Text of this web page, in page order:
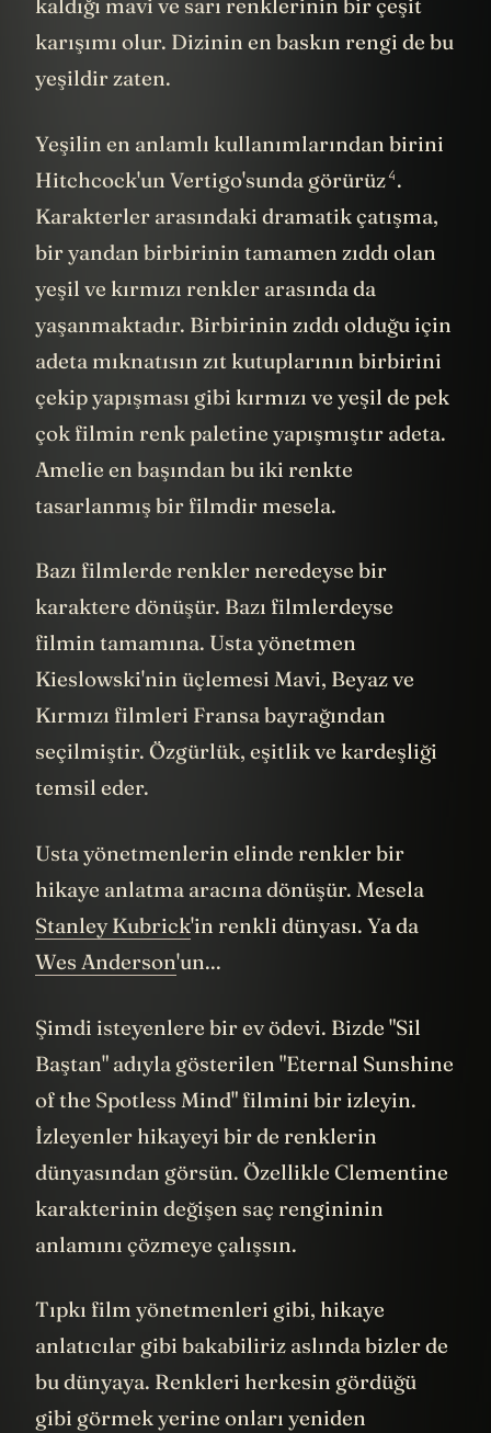
kaldığı mavi ve sarı renklerinin bir çeşit
karışımı olur. Dizinin en baskın rengi de bu
yeşildir zaten.
Yeşilin en anlamlı kullanımlarından birini
Hitchcock'un Vertigo'sunda görürüz4.
Karakterler arasındaki dramatik çatışma,
bir yandan birbirinin tamamen zıddı olan
yeşil ve kırmızı renkler arasında da
yaşanmaktadır. Birbirinin zıddı olduğu için
adeta mıknatısın zıt kutuplarının birbirini
çekip yapışması gibi kırmızı ve yeşil de pek
çok filmin renk paletine yapışmıştır adeta.
Amelie en başından bu iki renkte
tasarlanmış bir filmdir mesela.
Bazı filmlerde renkler neredeyse bir
karaktere dönüşür. Bazı filmlerdeyse
filmin tamamına. Usta yönetmen
Kieslowski'nin üçlemesi Mavi, Beyaz ve
Kırmızı filmleri Fransa bayrağından
seçilmiştir. Özgürlük, eşitlik ve kardeşliği
temsil eder.
Usta yönetmenlerin elinde renkler bir
hikaye anlatma aracına dönüşür. Mesela
Stanley Kubrick'in renkli dünyası. Ya da
Wes Anderson'un...
Şimdi isteyenlere bir ev ödevi. Bizde "Sil
Baştan" adıyla gösterilen "Eternal Sunshine
of the Spotless Mind" filmini bir izleyin.
İzleyenler hikayeyi bir de renklerin
dünyasından görsün. Özellikle Clementine
karakterinin değişen saç rengininin
anlamını çözmeye çalışsın.
Tıpkı film yönetmenleri gibi, hikaye
anlatıcılar gibi bakabiliriz aslında bizler de
bu dünyaya. Renkleri herkesin gördüğü
gibi görmek yerine onları yeniden